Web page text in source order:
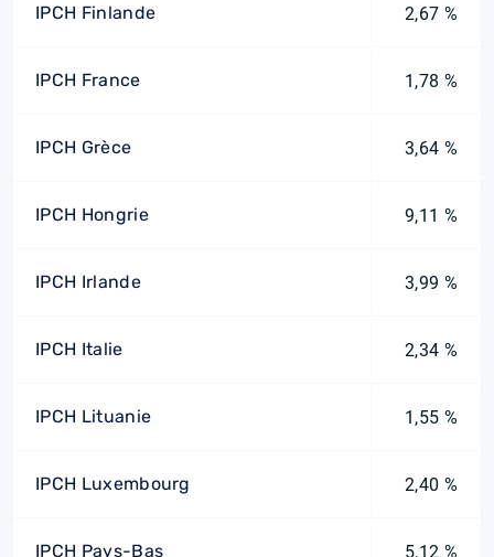
IPCH Finlande 2,67 %
IPCH France 1,78 %
IPCH Grèce 3,64 %
IPCH Hongrie 9,11 %
IPCH Irlande 3,99 %
IPCH Italie 2,34 %
IPCH Lituanie 1,55 %
IPCH Luxembourg 2,40 %
IPCH Pays-Bas 5,12 %